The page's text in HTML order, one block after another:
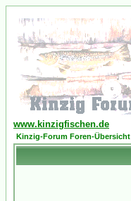
www.kinzigfischen.de
Kinzig-Forum Foren-Übersicht